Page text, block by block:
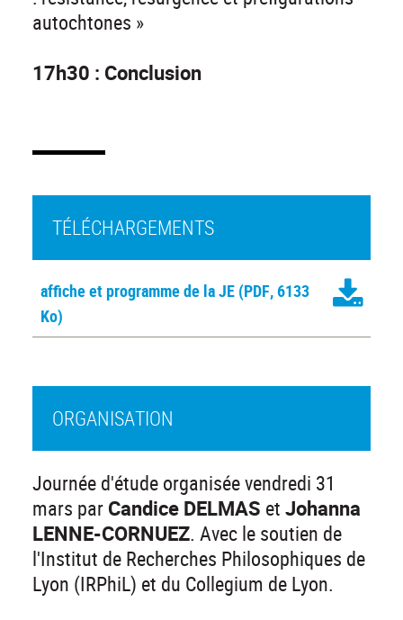
autochtones »
17h30 : Conclusion
TÉLÉCHARGEMENTS
affiche et programme de la JE (PDF, 6133
Ko)
ORGANISATION
Journée d'étude organisée vendredi 31
mars par Candice DELMAS et Johanna
LENNE-CORNUEZ. Avec le soutien de
l'Institut de Recherches Philosophiques de
Lyon (IRPhiL) et du Collegium de Lyon.